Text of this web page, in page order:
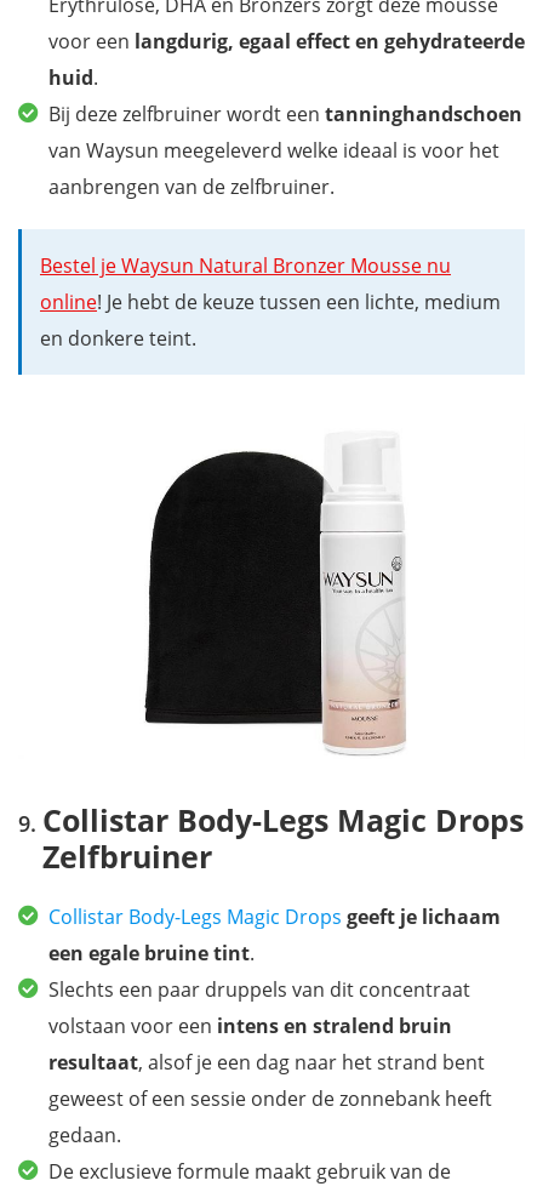
voor een langdurig, egaal effect en gehydrateerde
huid.
Bij deze zelfbruiner wordt een tanninghandschoen
van Waysun meegeleverd welke ideaal is voor het
aanbrengen van de zelfbruiner.
Bestel je Waysun Natural Bronzer Mousse nu
online! Je hebt de keuze tussen een lichte, medium
en donkere teint.
Collistar Body-Legs Magic Drops
Zelfbruiner
Collistar Body-Legs Magic Drops geeft je lichaam
een egale bruine tint.
Slechts een paar druppels van dit concentraat
volstaan voor een intens en stralend bruin
resultaat, alsof je een dag naar het strand bent
geweest of een sessie onder de zonnebank heeft
gedaan.
De exclusieve formule maakt gebruik van de